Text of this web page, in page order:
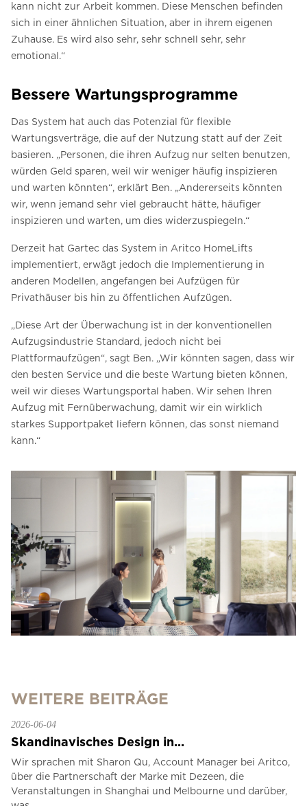
kann nicht zur Arbeit kommen. Diese Menschen befinden
sich in einer ähnlichen Situation, aber in ihrem eigenen
Zuhause. Es wird also sehr, sehr schnell sehr, sehr
emotional.“
Bessere Wartungsprogramme
Das System hat auch das Potenzial für flexible
Wartungsverträge, die auf der Nutzung statt auf der Zeit
basieren. „Personen, die ihren Aufzug nur selten benutzen,
würden Geld sparen, weil wir weniger häufig inspizieren
und warten könnten“, erklärt Ben. „Andererseits könnten
wir, wenn jemand sehr viel gebraucht hätte, häufiger
inspizieren und warten, um dies widerzuspiegeln.“
Derzeit hat Gartec das System in Aritco HomeLifts
implementiert, erwägt jedoch die Implementierung in
anderen Modellen, angefangen bei Aufzügen für
Privathäuser bis hin zu öffentlichen Aufzügen.
„Diese Art der Überwachung ist in der konventionellen
Aufzugsindustrie Standard, jedoch nicht bei
Plattformaufzügen“, sagt Ben. „Wir könnten sagen, dass wir
den besten Service und die beste Wartung bieten können,
weil wir dieses Wartungsportal haben. Wir sehen Ihren
Aufzug mit Fernüberwachung, damit wir ein wirklich
starkes Supportpaket liefern können, das sonst niemand
kann.“
WEITERE BEITRÄGE
2026-06-04
Skandinavisches Design in...
Wir sprachen mit Sharon Qu, Account Manager bei Aritco,
über die Partnerschaft der Marke mit Dezeen, die
Veranstaltungen in Shanghai und Melbourne und darüber,